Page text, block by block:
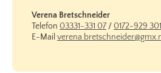
Verena Bretschneider
Telefon 03331-331 07/ 0172-929
E-Mail